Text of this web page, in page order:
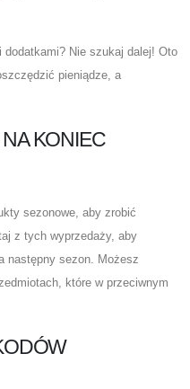
dodatkami? Nie szukaj dalej! Oto
pieniądze, a
KONIEC
sezonowe, aby zrobić
z tych wyprzedaży, aby
następny sezon. Możesz
które w przeciwnym